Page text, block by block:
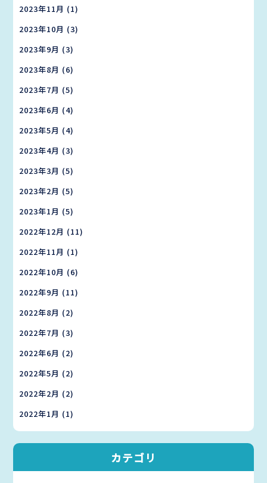
2023年11月 (1)
2023年10月 (3)
2023年9月 (3)
2023年8月 (6)
2023年7月 (5)
2023年6月 (4)
2023年5月 (4)
2023年4月 (3)
2023年3月 (5)
2023年2月 (5)
2023年1月 (5)
2022年12月 (11)
2022年11月 (1)
2022年10月 (6)
2022年9月 (11)
2022年8月 (2)
2022年7月 (3)
2022年6月 (2)
2022年5月 (2)
2022年2月 (2)
2022年1月 (1)
カテゴリ